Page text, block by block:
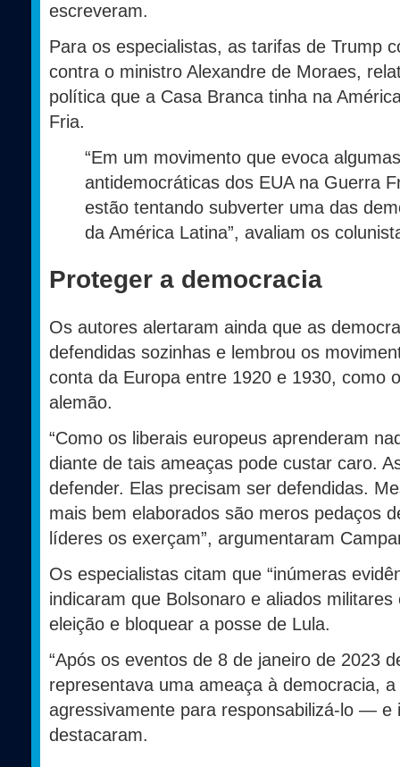
escreveram.
Para os especialistas, as tarifas de Trump
contra o ministro Alexandre de Moraes,
política que a Casa Branca tinha na
Fria.
“Em um movimento que evoca
antidemocráticas dos EUA na Guerra
estão tentando subverter uma das
da América Latina”, avaliam os
Proteger a democracia
Os autores alertaram ainda que as
defendidas sozinhas e lembrou os
conta da Europa entre 1920 e 1930, como
alemão.
“Como os liberais europeus aprenderam
diante de tais ameaças pode custar caro.
defender. Elas precisam ser defendidas.
mais bem elaborados são meros pedaços
líderes os exerçam”, argumentaram
Os especialistas citam que “inúmeras
indicaram que Bolsonaro e aliados
eleição e bloquear a posse de Lula.
“Após os eventos de 8 de janeiro de 2023
representava uma ameaça à democracia,
agressivamente para responsabilizá-lo — e
destacaram.